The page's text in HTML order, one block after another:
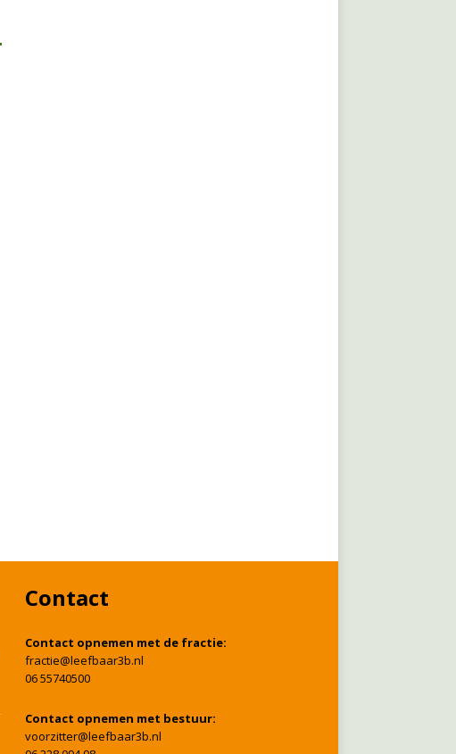
Contact
Contact opnemen met de fractie:
fractie@leefbaar3b.nl
06 55740500
Contact opnemen met bestuur:
voorzitter@leefbaar3b.nl